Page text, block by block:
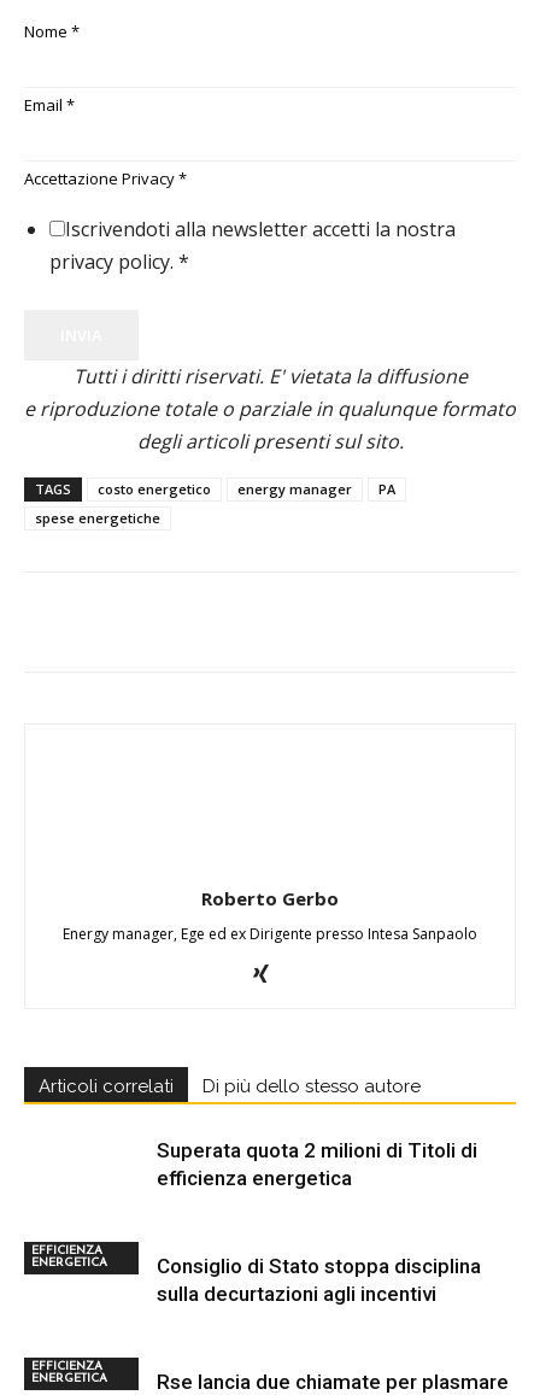
Nome *
Email *
Accettazione Privacy*
Iscrivendoti alla newsletter accetti la nostra
privacy policy. *
Tutti i diritti riservati. E' vietata la diffusione
e riproduzione totale o parziale in qualunque formato
degli articoli presenti sul sito.
TAGS costo energetico energy manager
PA
spese energetiche
Roberto Gerbo
Energy manager, Ege ed ex Dirigente presso Intesa Sanpaolo
Articoli correlati Di più dello stesso autore
EFFICIENZA
ENERGETICA
Superata quota 2 milioni di Titoli di
efficienza energetica
EFFICIENZA
ENERGETICA
Consiglio di Stato stoppa disciplina
sulla decurtazioni agli incentivi
Rse lancia due chiamate per plasmare